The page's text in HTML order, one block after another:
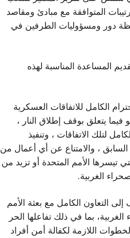
المتوافقة مع مبادئ ومقاصد
دور ومسؤوليات الطرفين في
المساعدة المناسبة لهذه
الكامل للاتفاقات العسكرية
فيما يتعلق بوقف إطلاق النار ،
لتلك الاتفاقات ، وتنفيذ
، والامتناع عن أي أعمال من
تيسرها الأمم المتحدة أو تزيد من
الغربية.
التعاون الكامل مع بعثة الأمم
بما في ذلك تفاعلها الحر
اللازمة لكفالة أمن أفراد